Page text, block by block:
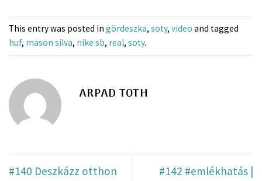
This entry was posted in gördeszka, soty, video and tagged
huf, mason silva, nike sb, real, soty.
ARPAD TOTH
#140 Deszkázz otthon
#142 #emlékhatás |